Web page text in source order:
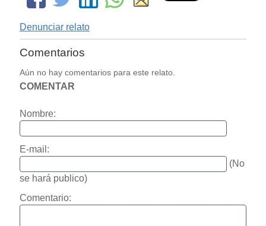
Denunciar relato
Comentarios
Aún no hay comentarios para este relato.
COMENTAR
Nombre:
E-mail:
(No
se hará publico)
Comentario: